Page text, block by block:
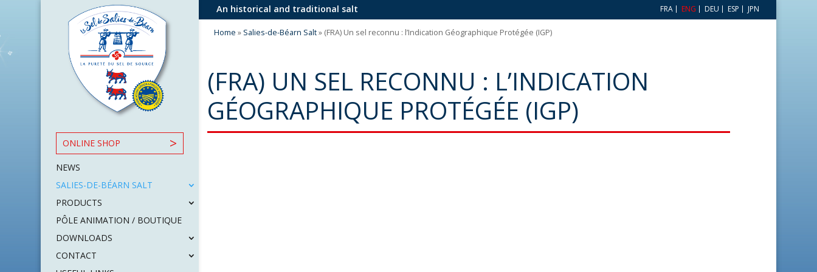
An historical and traditional salt FRA ENG DEU ESP JPN
ONLINE SHOP
NEWS
SALIES-DE-BÉARN SALT
PRODUCTS
PÔLE ANIMATION / BOUTIQUE
DOWNLOADS
CONTACT
Home » Salies-de-Béarn Salt» (FRA) Un sel reconnu : l’Indication Géographique Protégée (IGP)
(FRA) UN SEL RECONNU : L’INDICATION
GÉOGRAPHIQUE PROTÉGÉE (IGP)